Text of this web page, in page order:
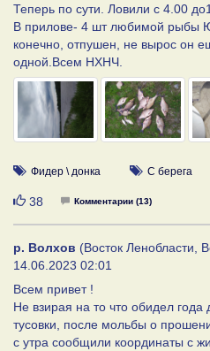
Теперь по сути. Ловили с 4.00
В прилове- 4 шт любимой рыбы
конечно, отпушен, не вырос он
одной.Всем НХНЧ.
Фидер \ донка С берега
Нравится
38 Комментарии (13)
р. Волхов (Восток Ленобласти,
14.06.2023 02:01
Всем привет !
Не взирая на то что обидел
тусовки, после мольбы о
с утра сообщили координаты с